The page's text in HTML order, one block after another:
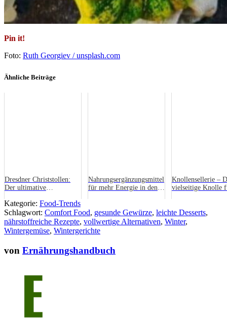
Pin it!
Foto: Ruth Georgiev / unsplash.com
Ähnliche Beiträge
Dresdner Christstollen:
Der ultimative
Nahrungsergänzungsmittel
für mehr Energie in den
Knollensellerie –
vielseitige Knolle
Kategorie: Food-Trends
Schlagwort: Comfort Food, gesunde Gewürze, leichte Desserts,
nährstoffreiche Rezepte, vollwertige Alternativen, Winter,
Wintergemüse, Wintergerichte
von Ernährungshandbuch